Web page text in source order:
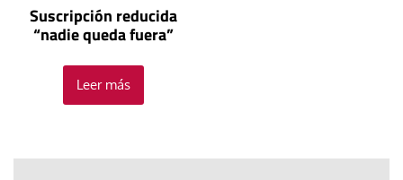
Suscripción reducida
“nadie queda fuera”
Leer más